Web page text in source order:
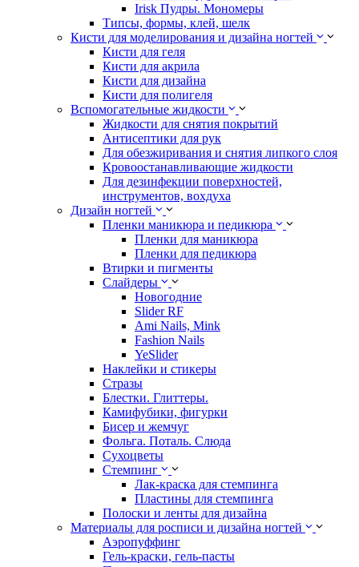
Irisk Пудры. Мономеры
Типсы, формы, клей, шелк
Кисти для моделирования и дизайна ногтей
Кисти для геля
Кисти для акрила
Кисти для дизайна
Кисти для полигеля
Вспомогательные жидкости
Жидкости для снятия покрытий
Антисептики для рук
Для обезжиривания и снятия липкого слоя
Кровоостанавливающие жидкости
Для дезинфекции поверхностей,
инструментов, вохдуха
Дизайн ногтей
Пленки маникюра и педикюра
Пленки для маникюра
Пленки для педикюра
Втирки и пигменты
Слайдеры
Новогодние
Slider RF
Ami Nails, Mink
Fashion Nails
YeSlider
Наклейки и стикеры
Стразы
Блестки. Глиттеры.
Камифубики, фигурки
Бисер и жемчуг
Фольга. Поталь. Слюда
Сухоцветы
Стемпинг
Лак-краска для стемпинга
Пластины для стемпинга
Полоски и ленты для дизайна
Материалы для росписи и дизайна ногтей
Аэропуффинг
Гель-краски, гель-пасты